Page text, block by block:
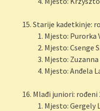
Starije kadetkinje:
Mjesto: Purorka
Mjesto: Csenge
Mjesto:
Mjesto: Anđela
Mlađi juniori: rođeni
Mjesto: Gergely